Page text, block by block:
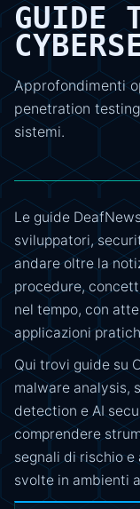
GUIDE
Approfondimenti
penetration
sistemi.
Le guide
sviluppatori,
andare oltre la
procedure,
nel tempo, con
applicazioni
Qui trovi guide su
malware analysis,
detection e AI
comprendere
segnali di rischio
svolte in ambienti